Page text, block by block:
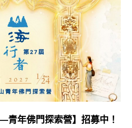
青年佛門探索營】招募中！